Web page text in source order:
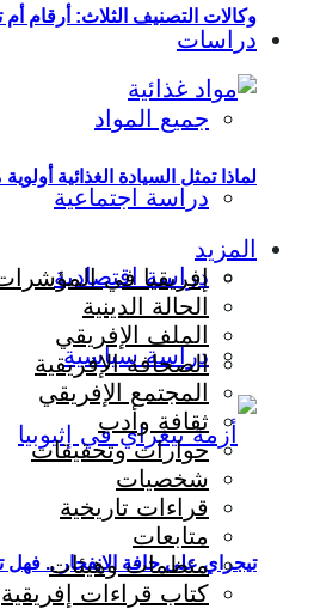
دراسات
جميع المواد
دراسة اجتماعية
دراسة اقتصادية
دراسة سياسية
تيجراي على حافة الانفجار .. فهل
وكالات التصنيف الثلاث: أرقام
لماذا تمثل السيادة الغذائية
المزيد
إفريقيا في
الحالة الدينية
الملف الإفريقي
الصحافة الإفريقية
المجتمع الإفريقي
ثقافة وأدب
حوارات وتحقيقات
شخصيات
قراءات تاريخية
متابعات
منظمات وهيئات
كتاب قراءات إفريقية